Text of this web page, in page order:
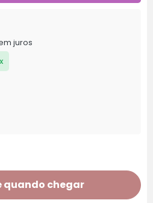
juros
quando chegar